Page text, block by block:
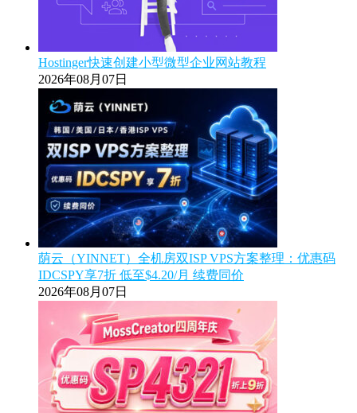
Hostinger快速创建小型微型企业网站教程
2026年08月07日
荫云（YINNET）全机房双ISP VPS方案整理：优惠码
IDCSPY享7折 低至$4.20/月 续费同价
2026年08月07日